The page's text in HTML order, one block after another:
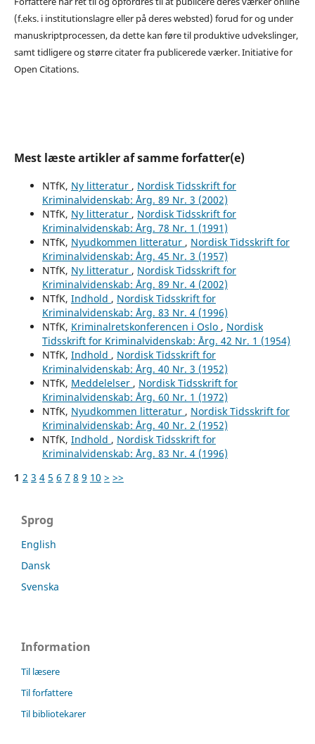
(f.eks. i institutionslagre eller på deres websted) forud for og under
manuskriptprocessen, da dette kan føre til produktive udvekslinger,
samt tidligere og større citater fra publicerede værker. Initiative for
Open Citations.
Mest læste artikler af samme forfatter(e)
NTfK, Ny litteratur , Nordisk Tidsskrift for
Kriminalvidenskab: Årg. 89 Nr. 3 (2002)
NTfK, Ny litteratur , Nordisk Tidsskrift for
Kriminalvidenskab: Årg. 78 Nr. 1 (1991)
NTfK, Nyudkommen litteratur , Nordisk Tidsskrift for
Kriminalvidenskab: Årg. 45 Nr. 3 (1957)
NTfK, Ny litteratur , Nordisk Tidsskrift for
Kriminalvidenskab: Årg. 89 Nr. 4 (2002)
NTfK, Indhold , Nordisk Tidsskrift for
Kriminalvidenskab: Årg. 83 Nr. 4 (1996)
NTfK, Kriminalretskonferencen i Oslo , Nordisk
Tidsskrift for Kriminalvidenskab: Årg. 42 Nr. 1 (1954)
NTfK, Indhold , Nordisk Tidsskrift for
Kriminalvidenskab: Årg. 40 Nr. 3 (1952)
NTfK, Meddelelser , Nordisk Tidsskrift for
Kriminalvidenskab: Årg. 60 Nr. 1 (1972)
NTfK, Nyudkommen litteratur , Nordisk Tidsskrift for
Kriminalvidenskab: Årg. 40 Nr. 2 (1952)
NTfK, Indhold , Nordisk Tidsskrift for
Kriminalvidenskab: Årg. 83 Nr. 4 (1996)
1 2 3 4 5 6 7 8 9 10 > >>
Sprog
English
Dansk
Svenska
Information
Til læsere
Til forfattere
Til bibliotekarer